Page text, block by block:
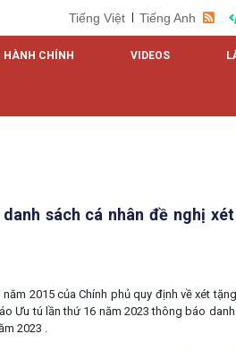
Tiếng Việt Tiếng Anh
HÀNH CHÍNH VIDEOS
sách cá nhân đề nghị
2015 của Chính phủ quy định về xét
Ưu tú lần thứ 16 năm 2023 thông báo
2023 .